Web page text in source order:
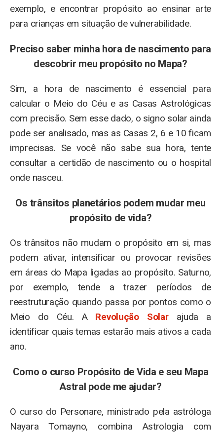
exemplo, e encontrar propósito ao ensinar arte
para crianças em situação de vulnerabilidade.
Preciso saber minha hora de nascimento para
descobrir meu propósito no Mapa?
Sim, a hora de nascimento é essencial para
calcular o Meio do Céu e as Casas Astrológicas
com precisão. Sem esse dado, o signo solar ainda
pode ser analisado, mas as Casas 2, 6 e 10 ficam
imprecisas. Se você não sabe sua hora, tente
consultar a certidão de nascimento ou o hospital
onde nasceu.
Os trânsitos planetários podem mudar meu
propósito de vida?
Os trânsitos não mudam o propósito em si, mas
podem ativar, intensificar ou provocar revisões
em áreas do Mapa ligadas ao propósito. Saturno,
por exemplo, tende a trazer períodos de
reestruturação quando passa por pontos como o
Meio do Céu. A Revolução Solarajuda a
identificar quais temas estarão mais ativos a cada
ano.
Como o curso Propósito de Vida e seu Mapa
Astral pode me ajudar?
O curso do Personare, ministrado pela astróloga
Nayara Tomayno, combina Astrologia com